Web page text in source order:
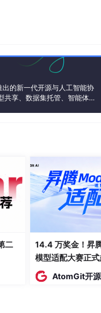
象，造成传统MPPT算法
30%，若电池片被遮挡
以上，导致焊点熔断或
式为：
的新一代开源与人工智能协
共享、数据集托管、智能体开
二
14.4 万奖金！昇
模型适配大赛正式
AtomGit开